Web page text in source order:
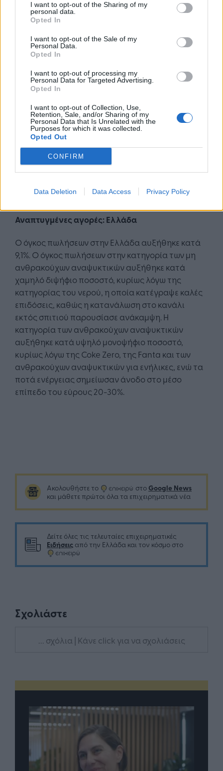
I want to opt-out of the Sharing of my
personal data.
Opted In
I want to opt-out of the Sale of my
Personal Data.
Opted In
I want to opt-out of processing my
Personal Data for Targeted Advertising.
Opted In
I want to opt-out of Collection, Use,
Retention, Sale, and/or Sharing of my
Personal Data that Is Unrelated with the
Purposes for which it was collected.
Opted Out
CONFIRM
Data Deletion Data Access Privacy Policy
αύξηση των καθαρών εσόδων από πωλήσεις για
τον Όμιλο πάνω από το εύρος-στόχο του 5-6%.
Συνεχίζουμε να αντιμετωπίζουμε συνεχή
πληθωρισμό και αναμένουμε αύξηση του
μεσαίο επίπεδο του εύρους 10-20% για το 2023.
του Όμιλου θα επηρεαστούν αρνητικά κατά €25 -
35 εκατ., από την επίδραση μετατροπής των
αποτελεσμάτων στο νόμισμα αναφοράς του
Ομίλου, λόγω μεταβολής των συναλλαγματικών
ισοτιμιών.
κερδών στο εύρος -3% έως +3% σε οργανική βάση".
Αναπτυγμένες αγορές: Ελλάδα
Ο όγκος πωλήσεων στην Ελλάδα αυξήθηκε κατά
9,1%. Ο όγκος πωλήσεων στην κατηγορία των μη
ανθρακούχων αναψυκτικών αυξήθηκε κατά
χαμηλό διψήφιο ποσοστό, κυρίως λόγω της
κατηγορίας του νερού, η οποία κατέγραψε καλές
επιδόσεις, καθώς η κατανάλωση στο κανάλι
εκτός σπιτιού παρουσίασε ανάκαμψη. Η
κατηγορία των ανθρακούχων αναψυκτικών
αυξήθηκε κατά υψηλό μονοψήφιο ποσοστό,
κυρίως λόγω της Coke Zero, της Fanta και των
ανθρακούχων αναψυκτικών για ενήλικες, ενώ τα
ποτά ενέργειας σημείωσαν άνοδο στο μέσο
επίπεδο του εύρους 20-30%.
Ακολουθήστε το στο Google News
και μάθετε πρώτοι όλα τα επιχειρηματικά νέα
Δείτε όλες τις τελευταίες επιχειρηματικές
Ειδήσεις από την Ελλάδα και τον κόσμο στο
Σχολιάστε
... σχόλια | Κάνε click για να σχολιάσεις